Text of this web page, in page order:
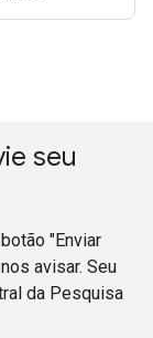
seu
"Enviar
avisar. Seu
da Pesquisa